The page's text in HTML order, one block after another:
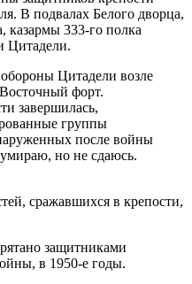
В подвалах Белого дворца,
казармы 333-го полка
Цитадели.
Цитадели возле
форт.
завершилась,
группы
после войны
но не сдаюсь.
сражавшихся в крепости,
защитниками
в 1950-е годы.